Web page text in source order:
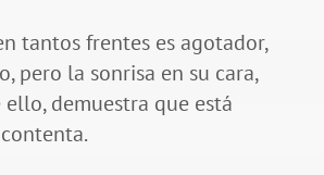
tantos frentes es agotador,
pero la sonrisa en su cara,
demuestra que está